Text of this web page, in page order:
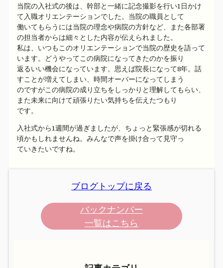
当院の入社式の後は、幹部と一緒に記念撮影を行い1日かけ
て入職オリエンテーションでした。当院の職員として
働いてもらうには当院の理念や病院の方針など、また各部署
の担当者からは細々とした内容が伝えられました。
私は、いつもこのオリエンテーションで当院の歴史を語って
います。どうやってこの病院になってきたのかを振り
返るいい機会になっています。思えば院長になって8年。話
すことが増えてしまい、時間オーバーになってしまう
のですがこの病院の成り立ちをしっかりと理解してもらい、
また未来に向けて頑張りたい気持ちを伝えたつもり
です。
入社式から1週間が過ぎましたが、ちょっと緊張感が切れる
頃かもしれませんね。みんなで声を掛け合って見守っ
ていきたいですね。
ブログトップに戻る
バックナンバー
一覧はこちら